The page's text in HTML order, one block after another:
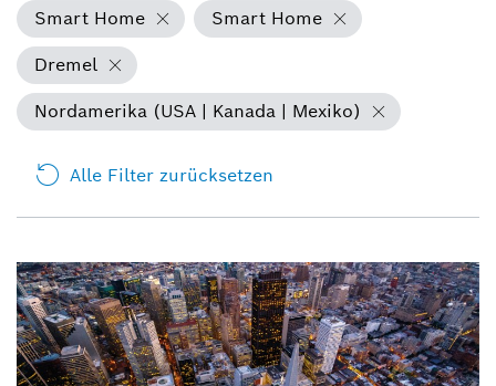
Smart Home
Smart Home
Dremel
Nordamerika (USA | Kanada | Mexiko)
Alle Filter zurücksetzen